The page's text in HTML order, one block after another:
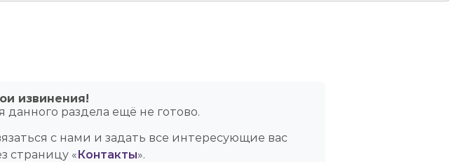
извинения!
данного раздела ещё не готово.
с нами и задать все интересующие вас
страницу «Контакты».